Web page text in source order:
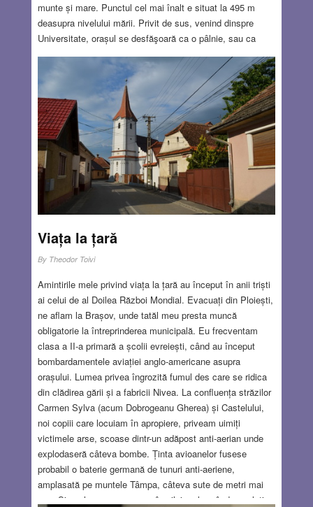
munte și mare. Punctul cel mai înalt e situat la 495 m
deasupra nivelului mării. Privit de sus, venind dinspre
Universitate, orașul se desfăşoară ca o pâlnie, sau ca
suprafaţa unui con cu vârful pe drumul care trece lângă
înalta antenă radio care domină peisajul. Porțiunea de
drum din apropierea antenei, care coboară spre
Universitate (drumul 672), permite călătorului să privească
marea atât înspre vest, cât şi spre est. Într-o zi senină, ea
este una din cele mai frumoase privelişti naturale pe care
le-am văzut vreodată.
Read more…
DEC 24, 2020 4 COMMENTS
Viața la țară
By Theodor Toivi
Amintirile mele privind viața la țară au început în anii triști
ai celui de al Doilea Război Mondial. Evacuați din Ploiești,
ne aflam la Brașov, unde tatăl meu presta muncă
obligatorie la întreprinderea municipală. Eu frecventam
clasa a II-a primară a școlii evreiești, când au început
bombardamentele aviației anglo-americane asupra
orașului. Lumea privea îngrozită fumul des care se ridica
din clădirea gării și a fabricii Nivea. La confluența străzilor
Carmen Sylva (acum Dobrogeanu Gherea) și Castelului,
noi copiii care locuiam în apropiere, priveam uimiți
victimele arse, scoase dintr-un adăpost anti-aerian unde
explodaseră câteva bombe. Ținta avioanelor fusese
probabil o baterie germană de tunuri anti-aeriene,
amplasată pe muntele Tâmpa, câteva sute de metri mai
sus. Sirenele sunau aproape în zilnic, alarmând populația